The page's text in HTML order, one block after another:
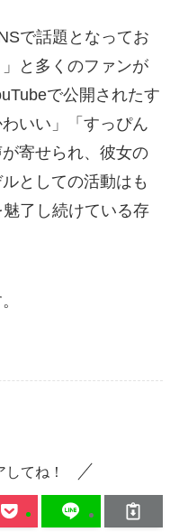
で話題となってお
と多くのファンが
で公開されたす
いい」「すっぴん
寄せられ、彼女の
としての活動はも
了し続けている存
てね！